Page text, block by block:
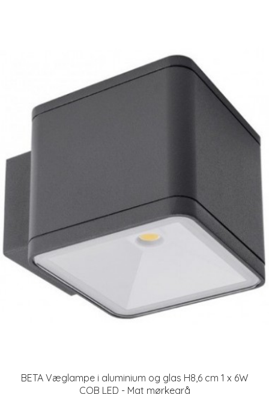
BETA Væglampe i aluminium og glas H8,6 cm 1 x 6W
COB LED - Mat mørkegrå